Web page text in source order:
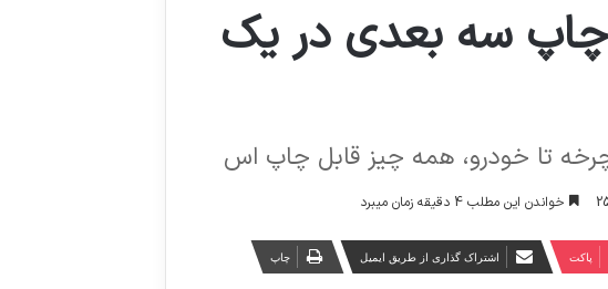
چاپ سه بعدی در یک
تا خودرو، همه چیز قابل چاپ اس
خواندن این مطلب 4 دقیقه زمان میبرد
پاکت اشتراک گذاری از طریق ایمیل چاپ